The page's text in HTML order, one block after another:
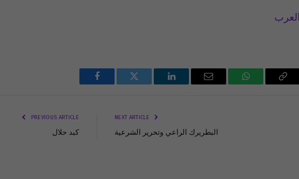
Facebook Twitter LinkedIn Email WhatsApp
PREVIOUS ARTICLE
كبد حلال
NEXT ARTICLE
البطريرك الراعي وتحرير الشرعية